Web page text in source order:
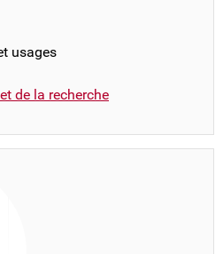
usages
de la recherche